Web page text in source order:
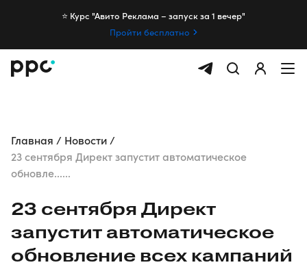
⭐️ Курс "Авито Реклама – запуск за 1 вечер"
Пройти бесплатно
Главная
Новости
23 сентября Директ запустит автоматическое
обновле......
23 сентября Директ
запустит автоматическое
обновление всех кампаний